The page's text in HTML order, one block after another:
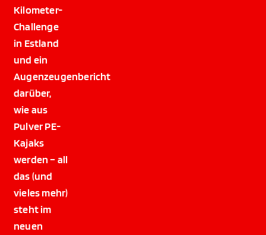
Kilometer-
Challenge
in Estland
und ein
Augenzeugenbericht
darüber,
wie aus
Pulver PE-
Kajaks
werden – all
das (und
vieles mehr)
steht im
neuen